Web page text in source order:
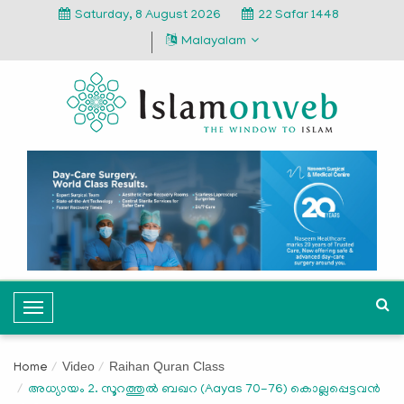
Saturday, 8 August 2026
22 Safar 1448
Malayalam
T
o
g
l
Home Video Raihan Quran Class
അധ്യായം 2. സൂറത്തുല്‍ ബഖറ (Aayas 70-76) കൊല്ലപ്പെട്ടവന്‍